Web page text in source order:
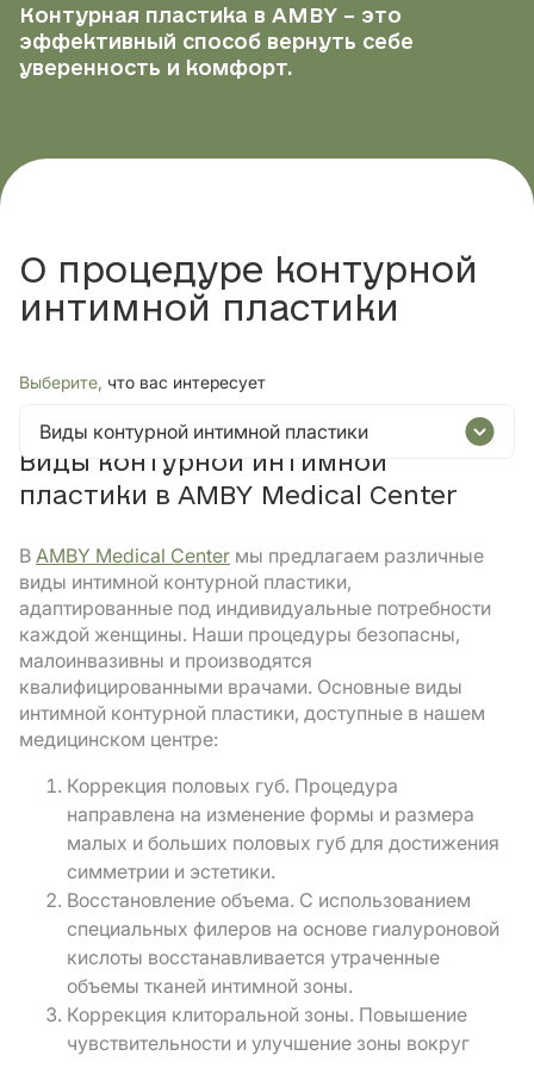
Контурная пластика в AMBY – это
эффективный способ вернуть себе
уверенность и комфорт.
О процедуре контурной
интимной пластики
Выберите, что вас интересует
Виды контурной интимной пластики
Виды контурной интимной
пластики в AMBY Medical Center
В AMBY Medical Center мы предлагаем различные
виды интимной контурной пластики,
адаптированные под индивидуальные потребности
каждой женщины. Наши процедуры безопасны,
малоинвазивны и производятся
квалифицированными врачами. Основные виды
интимной контурной пластики, доступные в нашем
медицинском центре:
Коррекция половых губ. Процедура
направлена ​​на изменение формы и размера
малых и больших половых губ для достижения
симметрии и эстетики.
Восстановление объема. С использованием
специальных филеров на основе гиалуроновой
кислоты восстанавливается утраченные
объемы тканей интимной зоны.
Коррекция клиторальной зоны. Повышение
чувствительности и улучшение зоны вокруг